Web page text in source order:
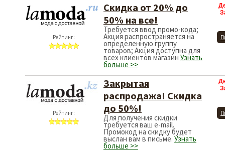
Рейтинг:
Скидка от 20% до
50% на все!
Требуется ввод промо-кода;
Акция распространяется на
определенную группу
товаров; Акция доступна для
всех клиентов магазин Узнать
больше >>
Рейтинг:
Закрытая
распродажа! Скидка
до 50%!
Для получения скидки
требуется ваш e-mail.
Промокод на скидку будет
выслан вам в письме. Узнать
больше >>